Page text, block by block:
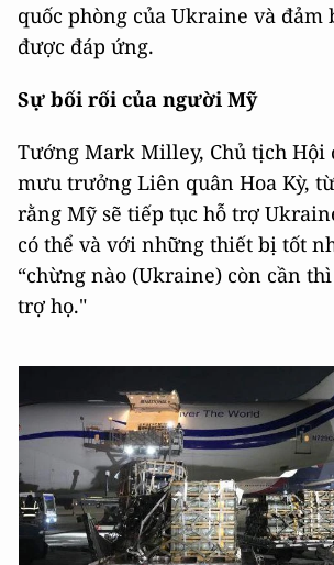
quốc phòng của Ukraine và đảm
được đáp ứng.
Sự bối rối của người Mỹ
Tướng Mark Milley, Chủ tịch Hội
mưu trưởng Liên quân Hoa Kỳ,
rằng Mỹ sẽ tiếp tục hỗ trợ
có thể và với những thiết bị tốt
“chừng nào (Ukraine) còn cần
trợ họ."